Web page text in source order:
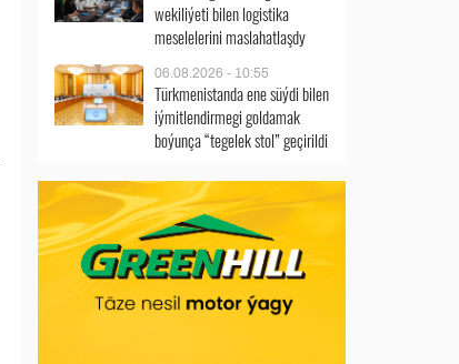
wekiliýeti bilen logistika
meselelerini maslahatlaşdy
06.08.2026 - 10:55
Türkmenistanda ene süýdi bilen
iýmitlendirmegi goldamak
boýunça “tegelek stol” geçirildi